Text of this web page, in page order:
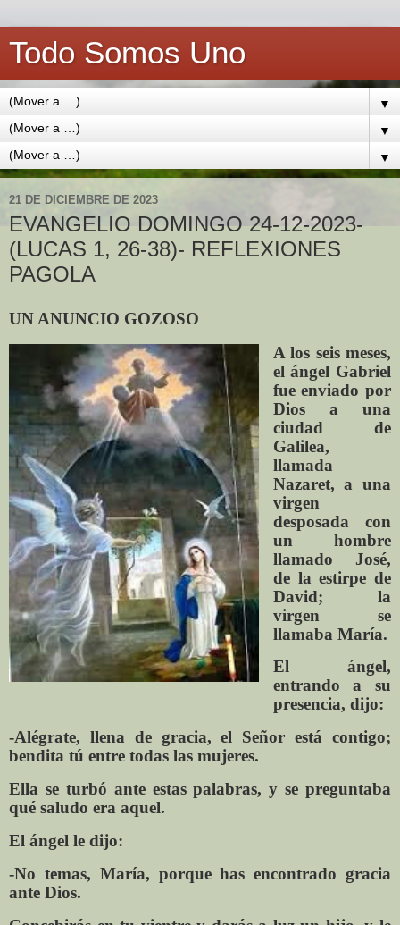
Todo Somos Uno
▼
▼
▼
21 DE DICIEMBRE DE 2023
EVANGELIO DOMINGO 24-12-2023-
(LUCAS 1, 26-38)- REFLEXIONES
PAGOLA
UN ANUNCIO GOZOSO
A los seis meses,
el ángel Gabriel
fue enviado por
Dios a una
ciudad de
Galilea,
llamada
Nazaret, a una
virgen
desposada con
un hombre
llamado José,
de la estirpe de
David; la
virgen se
llamaba María.
El ángel,
entrando a su
presencia, dijo:
-Alégrate, llena de gracia, el Señor está contigo;
bendita tú entre todas las mujeres.
Ella se turbó ante estas palabras, y se preguntaba
qué saludo era aquel.
El ángel le dijo:
-No temas, María, porque has encontrado gracia
ante Dios.